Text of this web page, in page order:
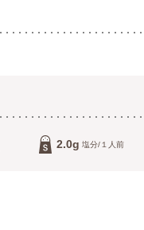
2.0g 塩分/１人前